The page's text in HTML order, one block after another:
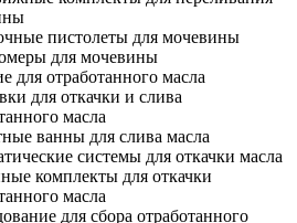
пистолеты для мочевины
для мочевины
для отработанного масла
для откачки и слива
масла
ванны для слива масла
системы для откачки масла
комплекты для откачки
масла
для сбора отработанного